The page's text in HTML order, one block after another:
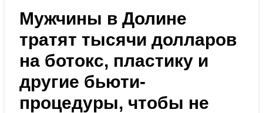
Мужчины в Долине
тратят тысячи долларов
на ботокс, пластику и
другие бьюти-
процедуры, чтобы не